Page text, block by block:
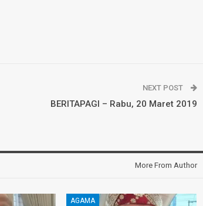
NEXT POST
BERITAPAGI – Rabu, 20 Maret 2019
More From Author
AGAMA